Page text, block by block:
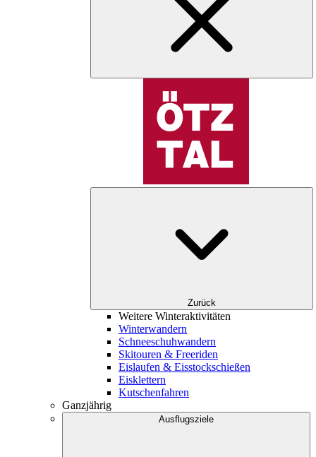
Zurück
Weitere Winteraktivitäten
Winterwandern
Schneeschuhwandern
Skitouren & Freeriden
Eislaufen & Eisstockschießen
Eisklettern
Kutschenfahren
Ganzjährig
Ausflugsziele